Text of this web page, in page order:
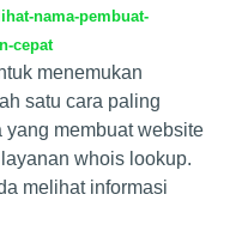
nama-pembuat-
cepat
menemukan
satu cara paling
yang membuat website
whois lookup.
melihat informasi